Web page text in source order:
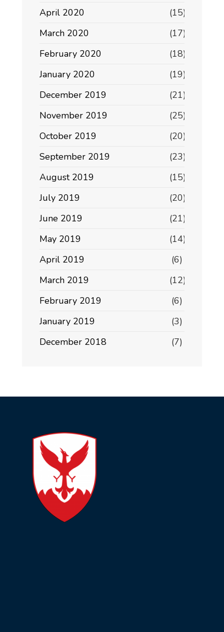
April 2020
(15)
March 2020
(17)
February 2020
(18)
January 2020
(19)
December 2019
(21)
November 2019
(25)
October 2019
(20)
September 2019
(23)
August 2019
(15)
July 2019
(20)
June 2019
(21)
May 2019
(14)
April 2019
(6)
March 2019
(12)
February 2019
(6)
January 2019
(3)
December 2018
(7)